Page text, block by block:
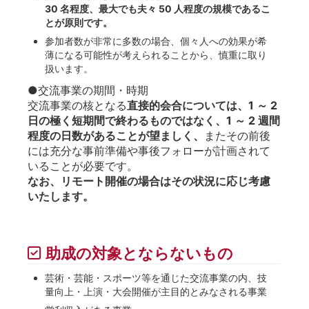
30 名程度、最大でも夫々 50 人程度の規模であるこ
とが原則です。
参加者数が非常に多数の場合、個々人への効果が希
薄になる可能性が考えられることから、慎重に取り
扱います。
●交流事業の期間・時期
交流事業の核となる直接的会合については、1 ～ 2
日の極く短期間で終わるものではなく、1 ～ 2 週間
程度の日数があることが望ましく、
またその前後
には充分な事前準備や事後フォローが計画されて
いることが必要です。
なお、リモート開催の場合はその状況に応じ考慮
いたします。
助成の対象とならないもの
芸術・芸能・スポーツ等を通じた交流事業の内、技
量向上・上演・大会開催が主目的とみなされる事業